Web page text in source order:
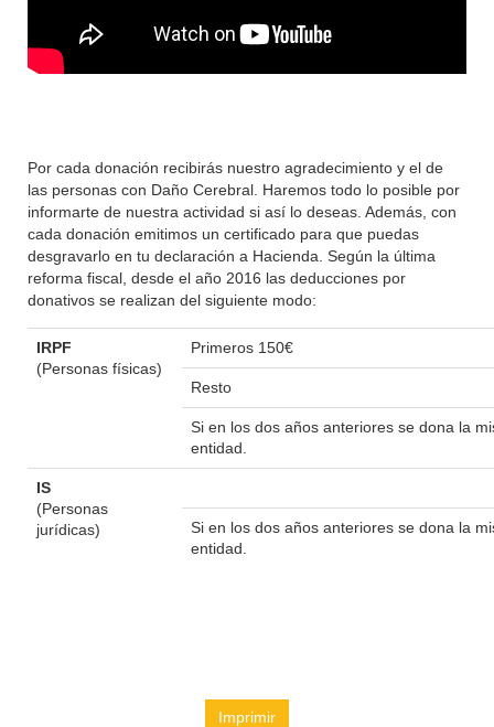
Por cada donación recibirás nuestro agradecimiento y el de
las personas con Daño Cerebral. Haremos todo lo posible por
informarte de nuestra actividad si así lo deseas. Además, con
cada donación emitimos un certificado para que puedas
desgravarlo en tu declaración a Hacienda. Según la última
reforma fiscal, desde el año 2016 las deducciones por
donativos se realizan del siguiente modo:
IRPF
(Personas físicas)
Primeros 150€
Resto
Si en los dos años anteriores se dona la
entidad.
IS
(Personas
jurídicas)
Si en los dos años anteriores se dona la
entidad.
Imprimir